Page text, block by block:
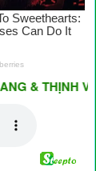
THỊNH